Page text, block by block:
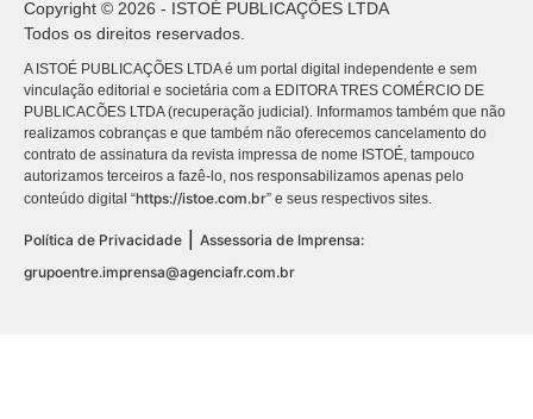
Copyright © 2026 - ISTOÉ PUBLICAÇÕES LTDA
Todos os direitos reservados.
A ISTOÉ PUBLICAÇÕES LTDA é um portal digital independente e sem
vinculação editorial e societária com a EDITORA TRES COMÉRCIO DE
PUBLICACÕES LTDA (recuperação judicial). Informamos também que não
realizamos cobranças e que também não oferecemos cancelamento do
contrato de assinatura da revista impressa de nome ISTOÉ, tampouco
autorizamos terceiros a fazê-lo, nos responsabilizamos apenas pelo
conteúdo digital “https://istoe.com.br” e seus respectivos sites.
Política de Privacidade
Assessoria de Imprensa:
grupoentre.imprensa@agenciafr.com.br